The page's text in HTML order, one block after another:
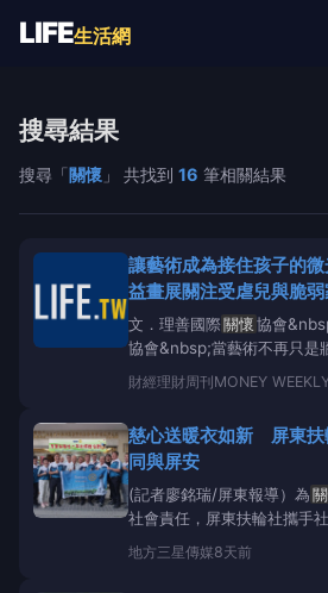
LIFE生活網
搜尋結果
搜尋「關懷 」 共找到 16 筆相關結果
讓藝術成為接住孩子的
益畫展關注受虐兒與脆
文．理善國際關懷協會
協會&nbsp;當藝術不再只是
接住受傷生命的一雙手。台灣
1日在國立中正紀念堂舉辦《
的油畫作品，結合舞蹈、藝
財經理財周刊MONEY
慈心送暖衣如新 屏東扶
同與屏安
(記者廖銘瑞/屏東報導）為
社會責任，屏東扶輪社攜手
合協會、屏東縣三媽功德會
位，於日前下午前往福慧基
地方三星傳媒8天前